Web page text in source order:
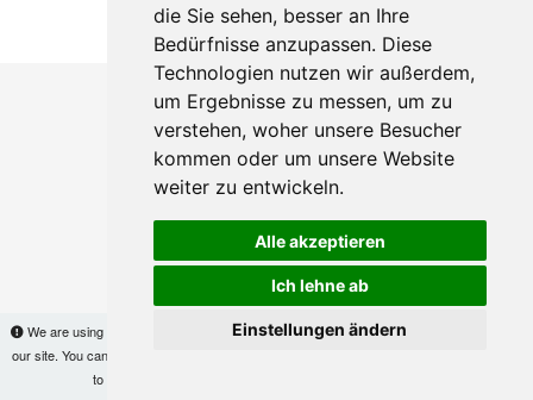
die Sie sehen, besser an Ihre
Bedürfnisse anzupassen. Diese
Technologien nutzen wir außerdem,
um Ergebnisse zu messen, um zu
verstehen, woher unsere Besucher
kommen oder um unsere Website
weiter zu entwickeln.
Alle akzeptieren
Ich lehne ab
Einstellungen ändern
We are using cookies to provide statistics that help us give you the best experience of
our site. You can find out more
to use the site without changes, you are agreeing to it.
Makis© Copyright 2026